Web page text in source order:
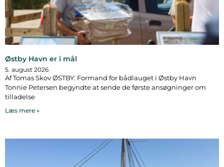
Østby Havn er i mål
5. august 2026
Af Tomas Skov ØSTBY: Formand for bådlauget i Østby Havn
Tonnie Petersen begyndte at sende de første ansøgninger om
tilladelse
Læs mere »